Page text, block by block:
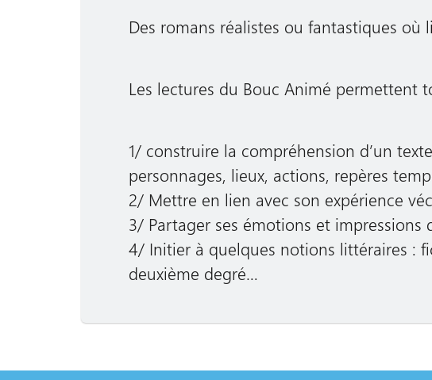
Des romans réalistes ou fantastiques où
Les lectures du Bouc Animé permettent
1/ construire la compréhension d’un
personnages, lieux, actions, repères
2/ Mettre en lien avec son expérience
3/ Partager ses émotions et
4/ Initier à quelques notions littéraires :
deuxième degré…